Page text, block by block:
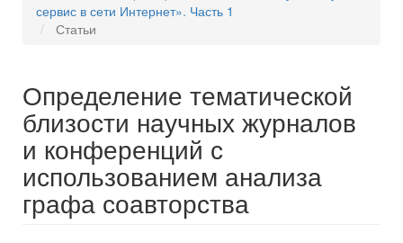
сервис в сети Интернет». Часть 1
Статьи
Определение тематической
близости научных журналов
и конференций с
использованием анализа
графа соавторства